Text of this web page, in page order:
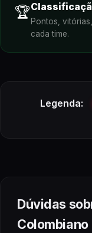
🏆
Pontos,
cada time.
Legenda:
Dúvidas
Colombiano